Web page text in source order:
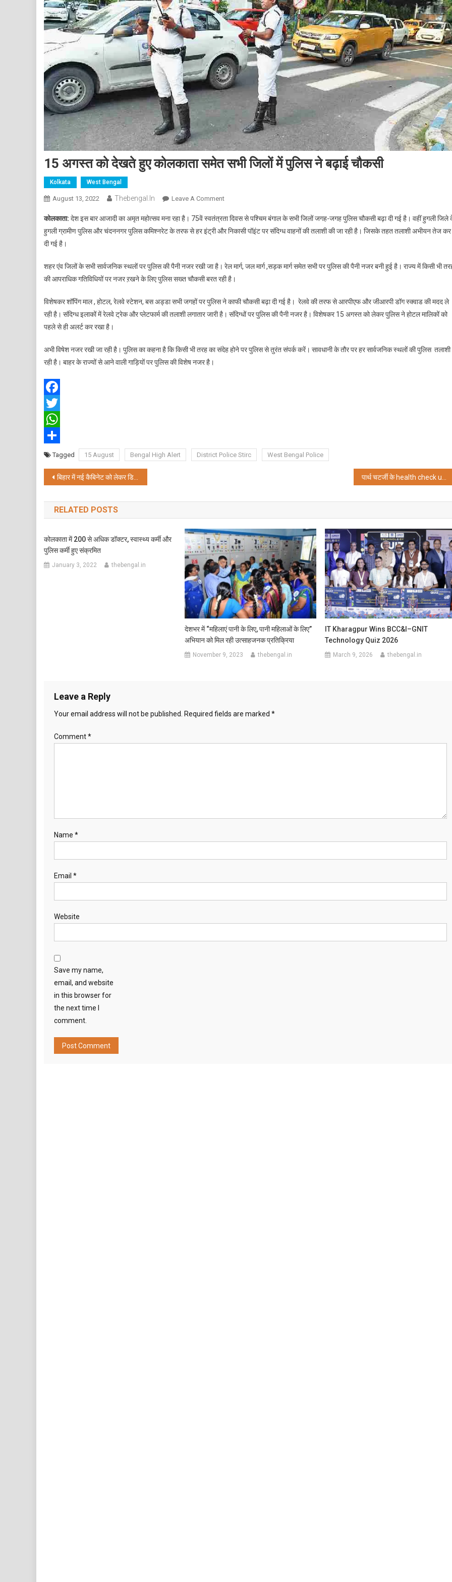
15 अगस्त को देखते हुए कोलकाता समेत सभी जिलों में पुलिस ने बढ़ाई चौकसी
Kolkata West Bengal
August 13, 2022 Thebengal.in Leave A CommentOn
अगस्त
को
कोलकाता
समेत
जिलों
में
बढ़ाई
कोलकाता: देश इस बार आजादी का अमृत महोत्सव मना रहा है। 75वें स्वतंत्रता दिवस से पश्चिम बंगाल के सभी जिलों जगह-जगह पुलिस चौकसी बढ़ा दी गई है। वहीं हुगली जिले
हुगली ग्रामीण पुलिस और चंदननगर पुलिस कमिश्नरेट के तरफ से हर इंट्री और निकासी पॉइंट पर संदिग्ध वाहनों की तलाशी की जा रही है। जिसके तहत तलाशी अभीयन तेज कर
दी गई है।
शहर एंव जिलों के सभी सार्वजनिक स्थलों पर पुलिस की पैनी नजर रखी जा है। रेल मार्ग, जल मार्ग ,सड़क मार्ग समेत सभी पर पुलिस की पैनी नजर बनी हुई है। राज्य में किसी भी
की आपराधिक गतिविधियों पर नजर ऱखने के लिए पुलिस सख्त चौकसी बरत रही है।
विशेषकर शॉपिंग माल , होटल, रेलवे स्टेशन, बस अड्डा सभी जगहों पर पुलिस ने काफी चौकसी बढ़ा दी गई है। रेलवे की तरफ से आरपीएफ और जीआरपी डॉग स्क्वाड की मदद ले
रही है। संदिग्ध इलाकों में रेलवे ट्रेक और प्लेटफार्म की तलाशी लगातार जारी है। संदिग्धों पर पुलिस की पैनी नजर है। विशेषकर 15 अगस्त को लेकर पुलिस ने होटल मालिकों को
पहले से ही अलर्ट कर रखा है।
अभी विषेश नजर रखी जा रही है। पुलिस का कहना है कि किसी भी तरह का संदेह होने पर पुलिस से तुरंत संपर्क करें। सावधानी के तौर पर हर सार्वजनिक स्थलों की पुलिस
रही है। बाहर के राज्यों से आने वाली गाड़ियों पर पुलिस की विशेष नजर है।
Facebook
Twitter
WhatsApp
ShareTagged 15 August Bengal High Alert District Police Stirc West Bengal Police
Post
navigation
बिहार में नई कैबिनेट को लेकर डिप्टी सीएम का बयान ‘थोड़ा इंतजार का मजा लीजिए…’ पार्थ चटर्जी के health check up के लिए प्रेसीडेंसी जेल पहुंचा डॉक्टरों का दल
RELATED POSTS
कोलकाता में 200 से अधिक डॉक्टर, स्वास्थ्य कर्मी और
पुलिस कर्मी हुए संक्रमित
January 3, 2022 thebengal.in
देशभर में “महिलाएं पानी के लिए, पानी महिलाओं के लिए”
अभियान को मिल रही उत्साहजनक प्रतिक्रिया
November 9, 2023 thebengal.in
IT Kharagpur Wins BCC&I–GNIT
Technology Quiz 2026
March 9, 2026 thebengal.in
Leave a Reply
Your email address will not be published. Required fields are marked *
Comment*
Name *
Email *
Website
Save my name,
email, and website
in this browser for
the next time I
comment.